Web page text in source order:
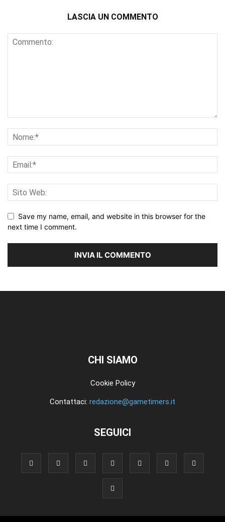
LASCIA UN COMMENTO
Save my name, email, and website in this browser for the
next time I comment.
CHI SIAMO
Cookie Policy
Contattaci: redazione@gametimers.it
SEGUICI